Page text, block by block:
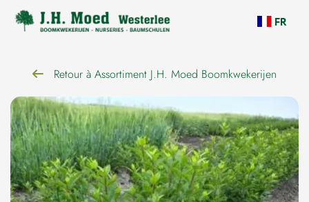
navigation
FR
Retour à Assortiment J.H. Moed Boomkwekerijen